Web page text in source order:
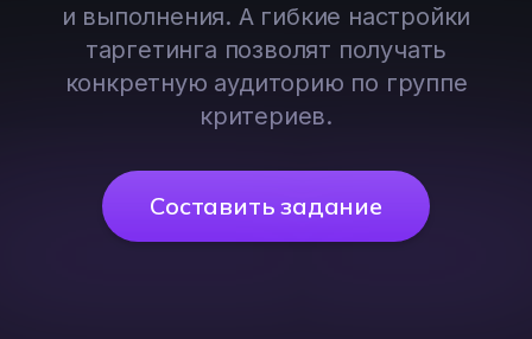
и выполнения. А гибкие настройки
таргетинга позволят получать
конкретную аудиторию по группе
критериев.
Составить задание